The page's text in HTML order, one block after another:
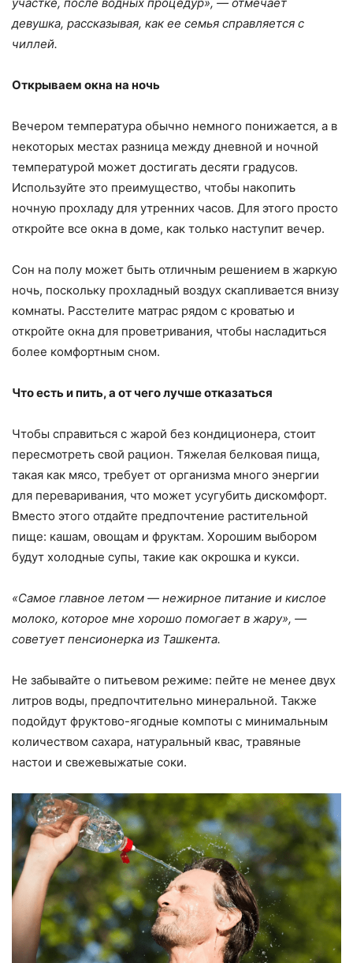
девушка, рассказывая, как ее семья справляется с
чиллей.
Открываем окна на ночь
Вечером температура обычно немного понижается, а в
некоторых местах разница между дневной и ночной
температурой может достигать десяти градусов.
Используйте это преимущество, чтобы накопить
ночную прохладу для утренних часов. Для этого просто
откройте все окна в доме, как только наступит вечер.
Сон на полу может быть отличным решением в жаркую
ночь, поскольку прохладный воздух скапливается внизу
комнаты. Расстелите матрас рядом с кроватью и
откройте окна для проветривания, чтобы насладиться
более комфортным сном.
Что есть и пить, а от чего лучше отказаться
Чтобы справиться с жарой без кондиционера, стоит
пересмотреть свой рацион. Тяжелая белковая пища,
такая как мясо, требует от организма много энергии
для переваривания, что может усугубить дискомфорт.
Вместо этого отдайте предпочтение растительной
пище: кашам, овощам и фруктам. Хорошим выбором
будут холодные супы, такие как окрошка и кукси.
«Самое главное летом — нежирное питание и кислое
молоко, которое мне хорошо помогает в жару», —
советует пенсионерка из Ташкента.
Не забывайте о питьевом режиме: пейте не менее двух
литров воды, предпочтительно минеральной. Также
подойдут фруктово-ягодные компоты с минимальным
количеством сахара, натуральный квас, травяные
настои и свежевыжатые соки.